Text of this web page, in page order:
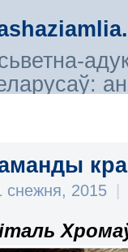
снежня, 2015 |